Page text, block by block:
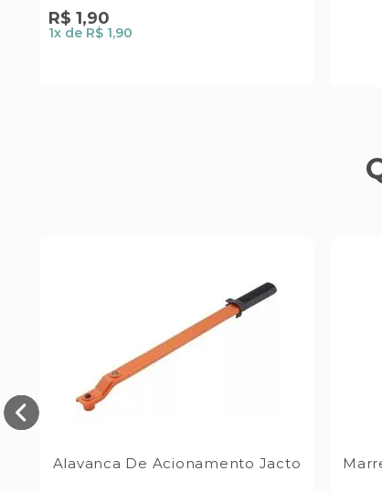
R$ 1,90
1x de R$ 1,90
Alavanca De Acionamento Jacto